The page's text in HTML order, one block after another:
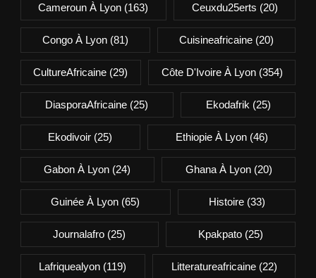
Cameroun À Lyon (163) Ceuxdu25erts (20)
Congo À Lyon(81) Cuisineafricaine (20)
CultureAfricaine (29) Côte D'Ivoire À Lyon(354)
DiasporaAfricaine (25) Ekodafrik (25)
Ekodivoir (25) Ethiopie À Lyon(46)
Gabon À Lyon (24) Ghana À Lyon(20)
Guinée À Lyon (65) Histoire(33)
Journalafro (25) Kpakpato(25)
Lafriquealyon (119) Litteratureafricaine(22)